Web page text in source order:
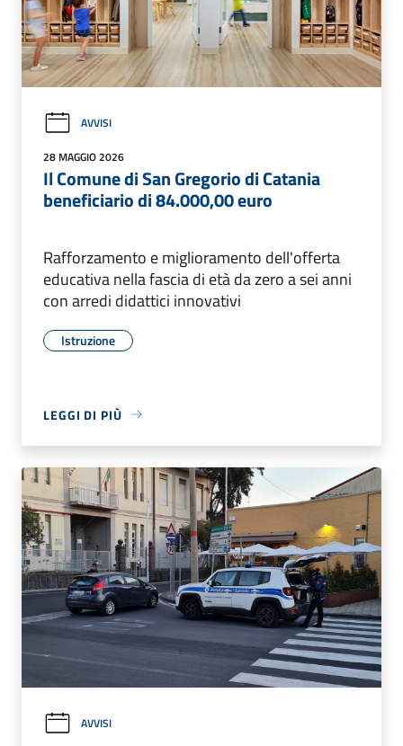
AVVISI
28 MAGGIO 2026
Il Comune di San Gregorio di Catania
beneficiario di 84.000,00 euro
Rafforzamento e miglioramento dell'offerta
educativa nella fascia di età da zero a sei anni
con arredi didattici innovativi
Istruzione
LEGGI DI PIÙ
AVVISI